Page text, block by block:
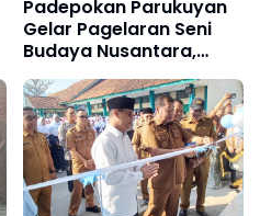
Padepokan Parukuyan
Gelar Pagelaran Seni
Budaya Nusantara,
Perkuat Persatuan
dalam Keberagaman